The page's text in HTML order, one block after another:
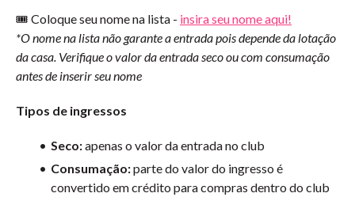
🎟️ Coloque seu nome na lista - insira seu nome aqui!
*O nome na lista não garante a entrada pois depende da lotação
da casa. Verifique o valor da entrada seco ou com consumação
antes de inserir seu nome
Tipos de ingressos
Seco:apenas o valor da entrada no club
Consumação:parte do valor do ingresso é
convertido em crédito para compras dentro do club